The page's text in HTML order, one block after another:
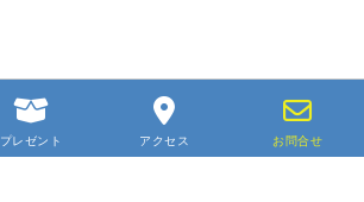
プレゼント アクセス お問合せ